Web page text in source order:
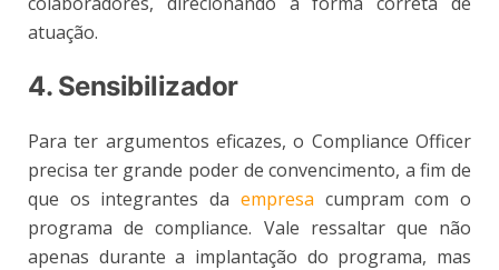
atuação.
4. Sensibilizador
Para ter argumentos eficazes, o Compliance Officer
precisa ter grande poder de convencimento, a fim de
que os integrantes da empresa cumpram com o
programa de compliance. Vale ressaltar que não
apenas durante a implantação do programa, mas